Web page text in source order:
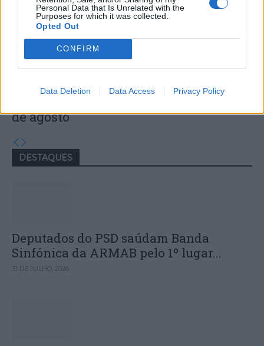
Personal Data that Is Unrelated with the
Purposes for which it was collected.
Opted Out
CONFIRM
Data Deletion Data Access Privacy Policy
Hospital Sousa Martins durante o mês
de agosto
DESTAQUES
Deputados do PSD saúdam Banda
Sinfónica da ARMAB pelo 1º lugar...
31 DE JULHO, 2026